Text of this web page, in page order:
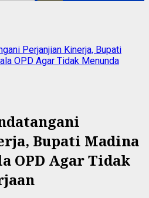
Perjanjian Kinerja, Bupati
OPD Agar Tidak Menunda
Bupati Madina
OPD Agar Tidak